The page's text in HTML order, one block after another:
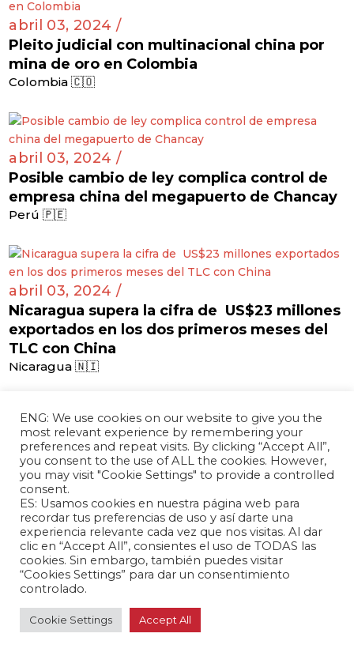
abril 03, 2024 /
Pleito judicial con multinacional china por
mina de oro en Colombia
Colombia 🇨🇴
abril 03, 2024 /
Posible cambio de ley complica control de
empresa china del megapuerto de Chancay
Perú 🇵🇪
abril 03, 2024 /
Nicaragua supera la cifra de US$23 millones
exportados en los dos primeros meses del
TLC con China
Nicaragua 🇳🇮
abril 02, 2024 /
Tensión diplomática por presencia china en
estación espacial argentina
Argentina 🇦🇷
abril 02, 2024 /
Canciller argentina visitará China para
fortalecer relaciones
Argentina 🇦🇷
ENG: We use cookies on our website to give you the
most relevant experience by remembering your
preferences and repeat visits. By clicking “Accept All”,
you consent to the use of ALL the cookies. However,
you may visit "Cookie Settings" to provide a controlled
consent.
ES: Usamos cookies en nuestra página web para
recordar tus preferencias de uso y así darte una
experiencia relevante cada vez que nos visitas. Al dar
clic en “Accept All”, consientes el uso de TODAS las
cookies. Sin embargo, también puedes visitar
“Cookies Settings” para dar un consentimiento
controlado.
Cookie Settings Accept All